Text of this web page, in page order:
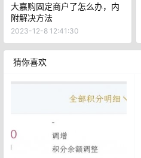
大嘉购固定商户了怎么办，内
附解决方法
2023-12-8 12:41:30
猜你喜欢